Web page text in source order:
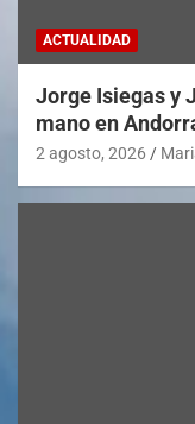
ACTUALIDAD
Jorge Isiegas y
mano en
2 agosto, 2026